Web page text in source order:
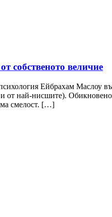
собственото величие
Ейбрахам Маслоу
от най-нисшите).
смелост. […]